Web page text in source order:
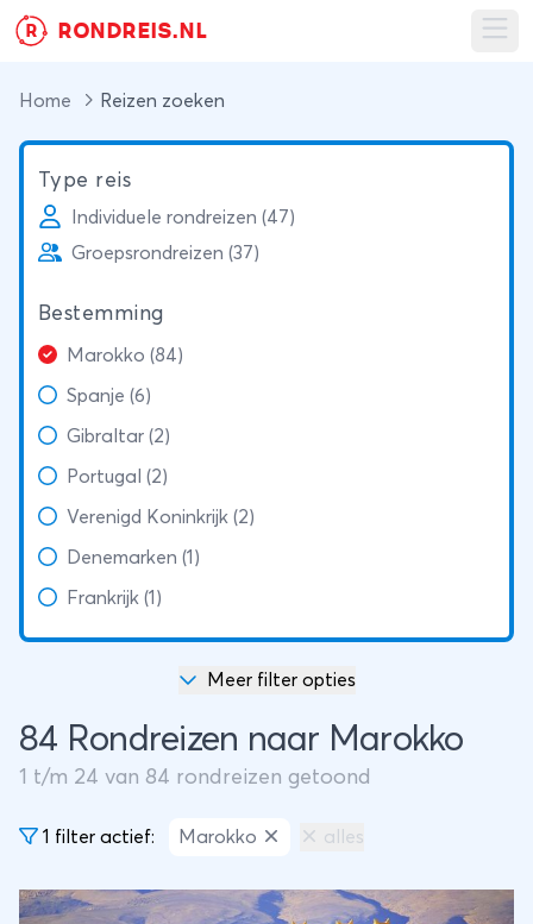
R RONDREIS.NL
Home Reizen zoeken
Type reis
Individuele rondreizen (47)
Groepsrondreizen (37)
Bestemming
Marokko (84)
Spanje (6)
Gibraltar (2)
Portugal (2)
Verenigd Koninkrijk (2)
Denemarken (1)
Frankrijk (1)
Meer filter opties
84 Rondreizen naar Marokko
1 t/m 24 van 84 rondreizen getoond
1 filter actief: Marokko alles